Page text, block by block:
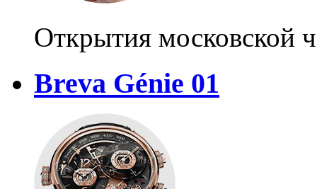
Открытия московской
Breva Génie 01